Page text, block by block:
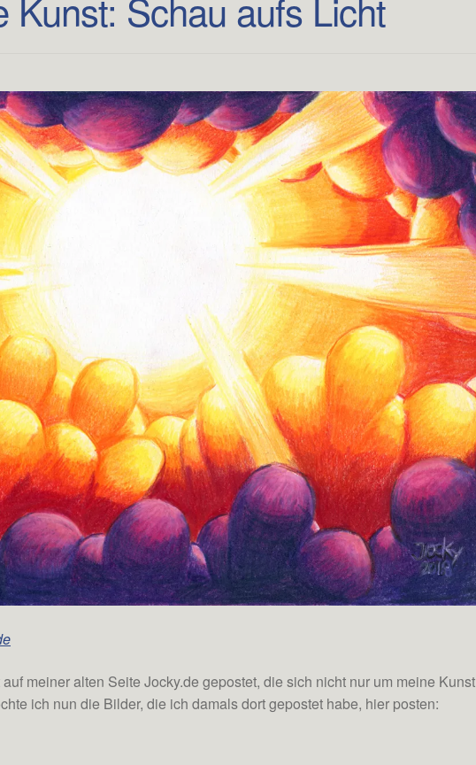
Kunst: Schau aufs Licht
meiner alten Seite Jocky.de gepostet, die sich nicht nur um meine Kunst
ich nun die Bilder, die ich damals dort gepostet habe, hier posten: